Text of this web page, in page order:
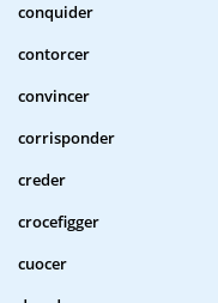
conquider
contorcer
convincer
corrisponder
creder
crocefigger
cuocer